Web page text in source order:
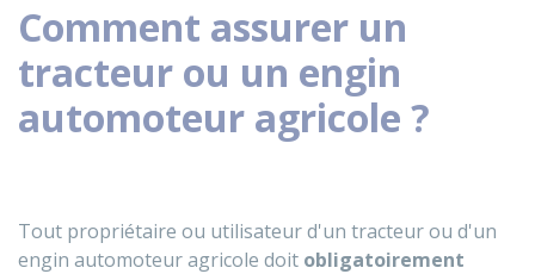
Comment assurer un
tracteur ou un engin
automoteur agricole ?
Tout propriétaire ou utilisateur d'un tracteur ou d'un
engin automoteur agricole doit obligatoirement